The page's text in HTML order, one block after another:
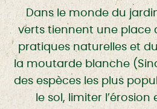
Dans le monde du
verts tiennent une place
pratiques naturelles et
la moutarde blanche
des espèces les plus
le sol, limiter